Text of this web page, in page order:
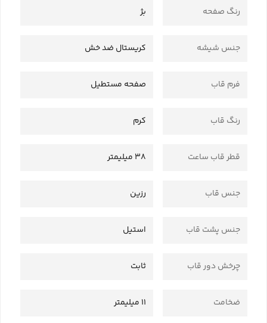
رنگ صفحه بژ
جنس شیشه کریستال ضد خش
فرم قاب صفحه مستطیل
رنگ قاب کرم
قطر قاب ساعت 38 میلیمتر
جنس قاب رزین
جنس پشت قاب استیل
چرخش دور قاب ثابت
ضخامت 11 میلیمتر